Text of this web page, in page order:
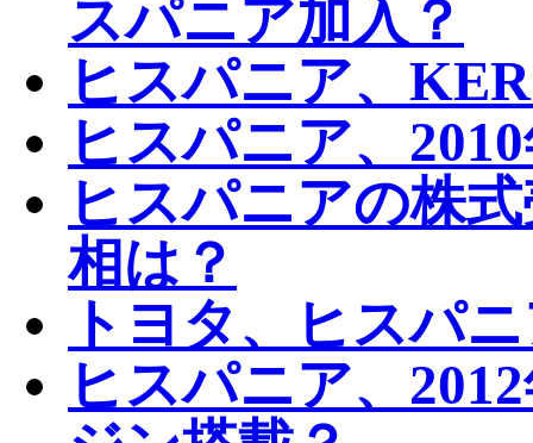
スパニア加入？
ヒスパニア、
ヒスパニア、
ヒスパニアの株
相は？
トヨタ、ヒスパ
ヒスパニア、